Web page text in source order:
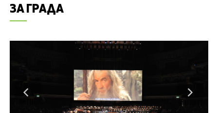
ЗА ГРАДА